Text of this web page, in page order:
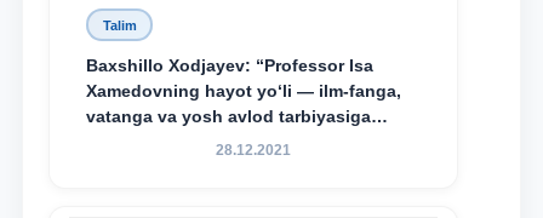
Talim
Baxshillo Xodjayev: “Professor Isa
Xamedovning hayot yo‘li — ilm-fanga,
vatanga va yosh avlod tarbiyasiga
sodiqlikning oliy namunasidir”.
28.12.2021